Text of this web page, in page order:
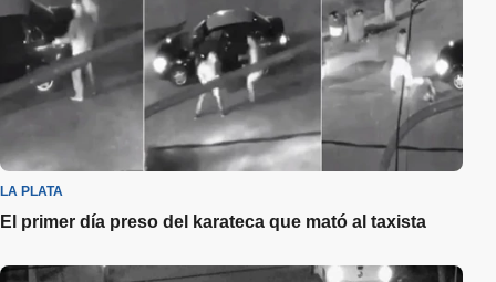
LA PLATA
El primer día preso del karateca que mató al taxista